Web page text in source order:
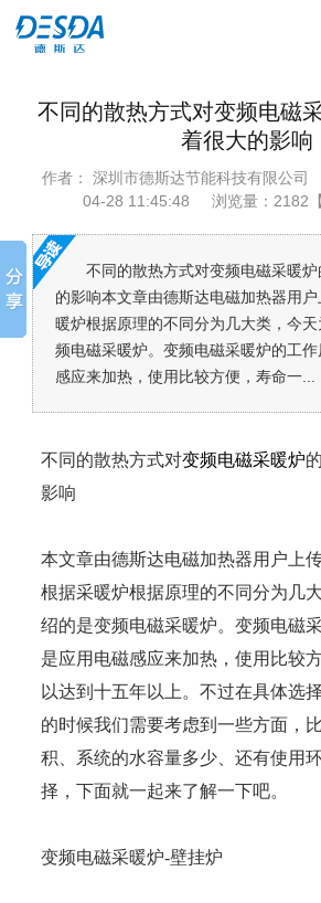
不同的散热方式对变频电磁
着很大的影响
作者： 深圳市德斯达节能科技有限公司
04-28 11:45:48
浏览量：2182
不同的散热方式对变频电磁采暖
的影响本文章由德斯达电磁加热器用
暖炉根据原理的不同分为几大类，今
频电磁采暖炉。变频电磁采暖炉的工
感应来加热，使用比较方便，寿命一...
不同的散热方式对变频电磁采暖炉
影响
本文章由德斯达电磁加热器用户上
根据采暖炉根据原理的不同分为几
绍的是变频电磁采暖炉。变频电磁
是应用电磁感应来加热，使用比较
以达到十五年以上。不过在具体选
的时候我们需要考虑到一些方面，
积、系统的水容量多少、还有使用
择，下面就一起来了解一下吧。
变频电磁采暖炉-壁挂炉